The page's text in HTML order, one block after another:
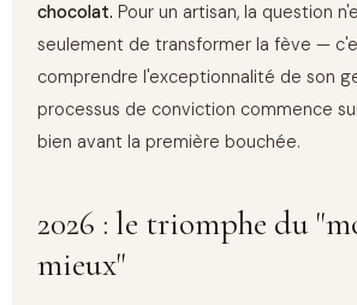
chocolat. Pour un artisan, la question
seulement de transformer la fève —
comprendre l'exceptionnalité de son
processus de conviction commence
bien avant la première bouchée.
2026 : le triomphe du
mieux"